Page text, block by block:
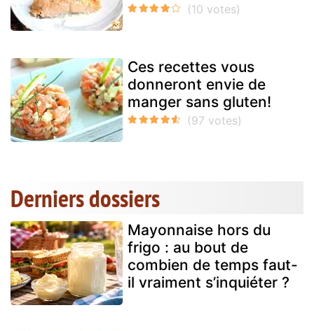
Ces recettes vous
donneront envie de
manger sans gluten!
Derniers dossiers
Mayonnaise hors du
frigo : au bout de
combien de temps faut-
il vraiment s’inquiéter ?